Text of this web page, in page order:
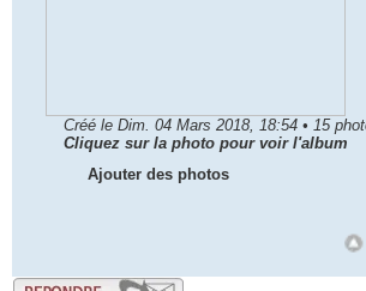
Créé le Dim. 04 Mars 2018, 18:54 • 15
Cliquez sur la photo pour voir l'album
Ajouter des photos